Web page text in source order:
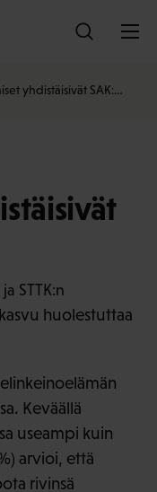
yhdistäisivät SAK:…
huolestuttaa
Keväällä
useampi kuin
arvioi, että
rivinsä